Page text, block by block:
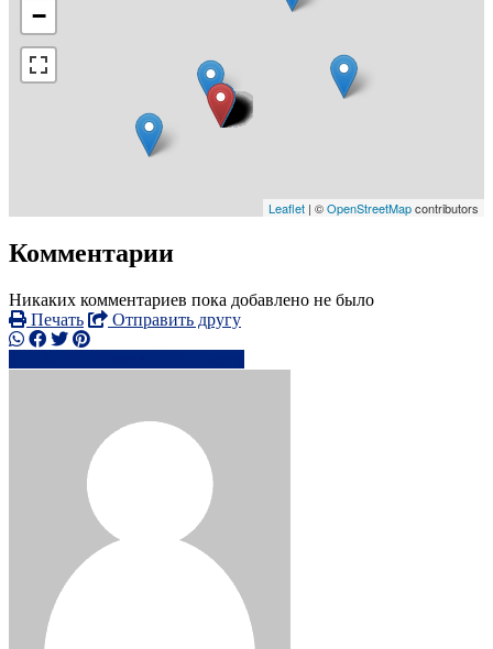
−
Leaflet | ©OpenStreetMapcontributors
Комментарии
Никаких комментариев пока добавлено не было
Печать
Отправить другу